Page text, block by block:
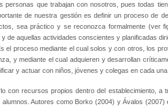
que trabajan con nosotros, pues todas
de nuestra gestión es definir un pro­ceso de
sea práctico y se reco­nozca formalmente (ver
de aquellas actividades conscientes y planificadas
el proceso mediante el cual solos y con otros, los
y mediante el cual ad­quieren y desarrollan
y actuar con niños, jóvenes y colegas en cada
con recur­sos propios dentro del estableci­miento,
Autores como Borko (2004) y Ávalos